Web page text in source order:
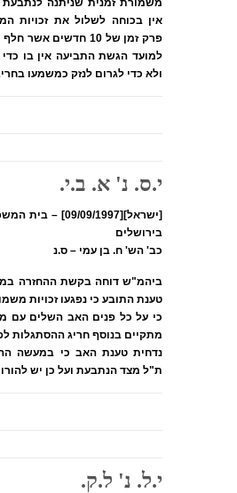
משמורת זמנית שניתנה
אין בכוחה לשלול את זכויות
פרק זמן של 10 חדשים
למועד הגשת התביעה אין בו
ולא כדי לגרום לנזק כמשמעו
י.ס. נ' א. ב.י.
[ישראל][09/09/
בירושלים
כב' הש' ח. בן עמי – ס.נ
ביהמ"ש דוחה בקשת ההחזרה
טענת התובע כי נפגעו זכויות
כי על כל פנים האב השלים עם
נדחית טענת האב כי במעשה
ת"ל מצד הנתבעת ועל כן יש
י.ל. נ' ל.ק.